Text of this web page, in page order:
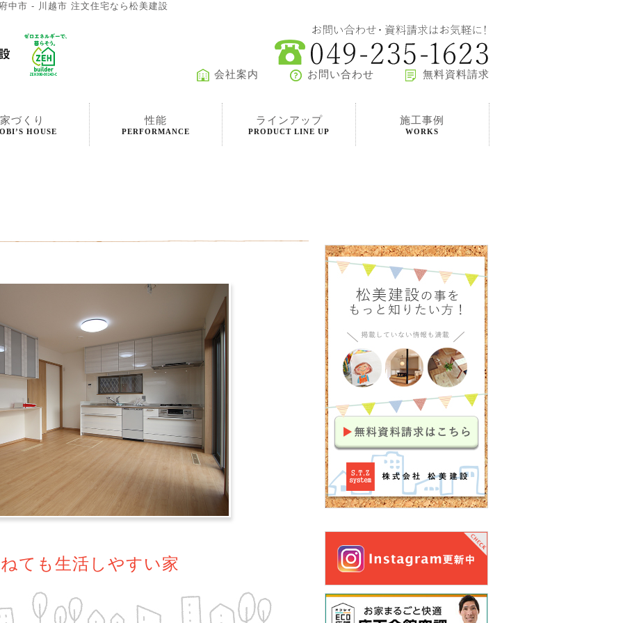
中市 - 川越市 注文住宅なら松美建設
会社案内 お問い合わせ 無料資料請求
家づくり
HOUSE
性能
PERFORMANCE
ラインアップ
PRODUCT LINE UP
施工事例
WORKS
ても生活しやすい家